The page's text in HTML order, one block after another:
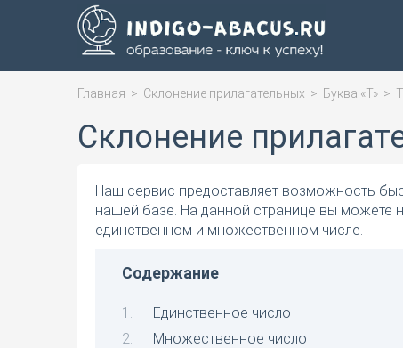
Главная > Склонение прилагательных > Буква «Т» >
Склонение
Наш сервис предоставляет возможность
нашей базе. На данной странице вы можете
единственном и множественном числе.
Содержание
Единственное число
Множественное число